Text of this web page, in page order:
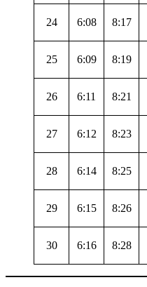
24 6:08 8:17
25 6:09 8:19
26 6:11 8:21
27 6:12 8:23
28 6:14 8:25
29 6:15 8:26
30 6:16 8:28